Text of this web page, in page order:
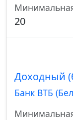
20
Доходный
Банк ВТБ